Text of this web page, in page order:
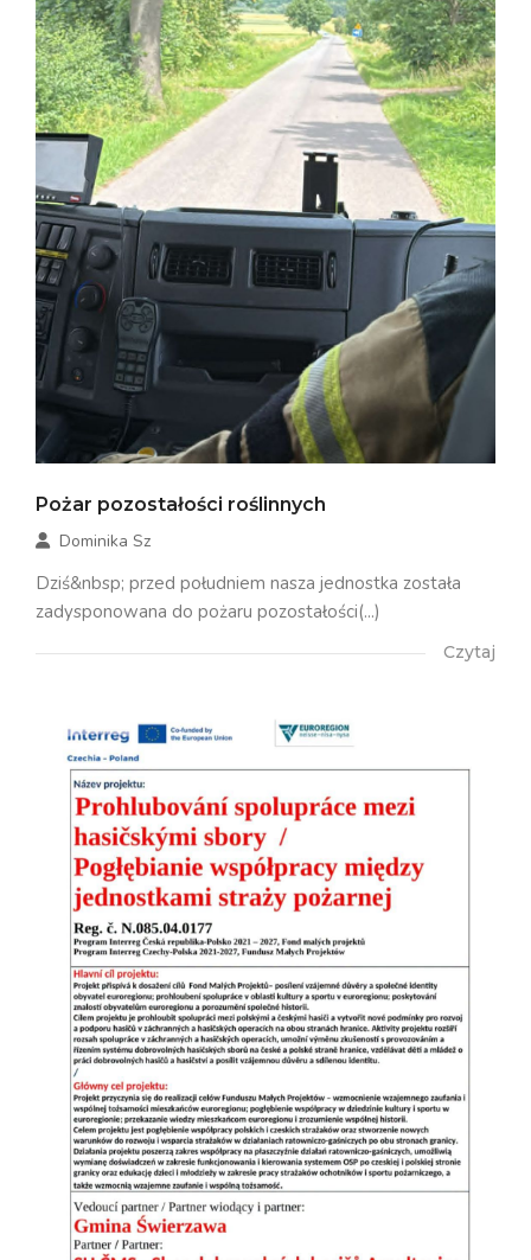
Pożar pozostałości roślinnych
Dominika Sz
Dziś&nbsp; przed południem nasza jednostka została
zadysponowana do pożaru pozostałości(...)
Czytaj